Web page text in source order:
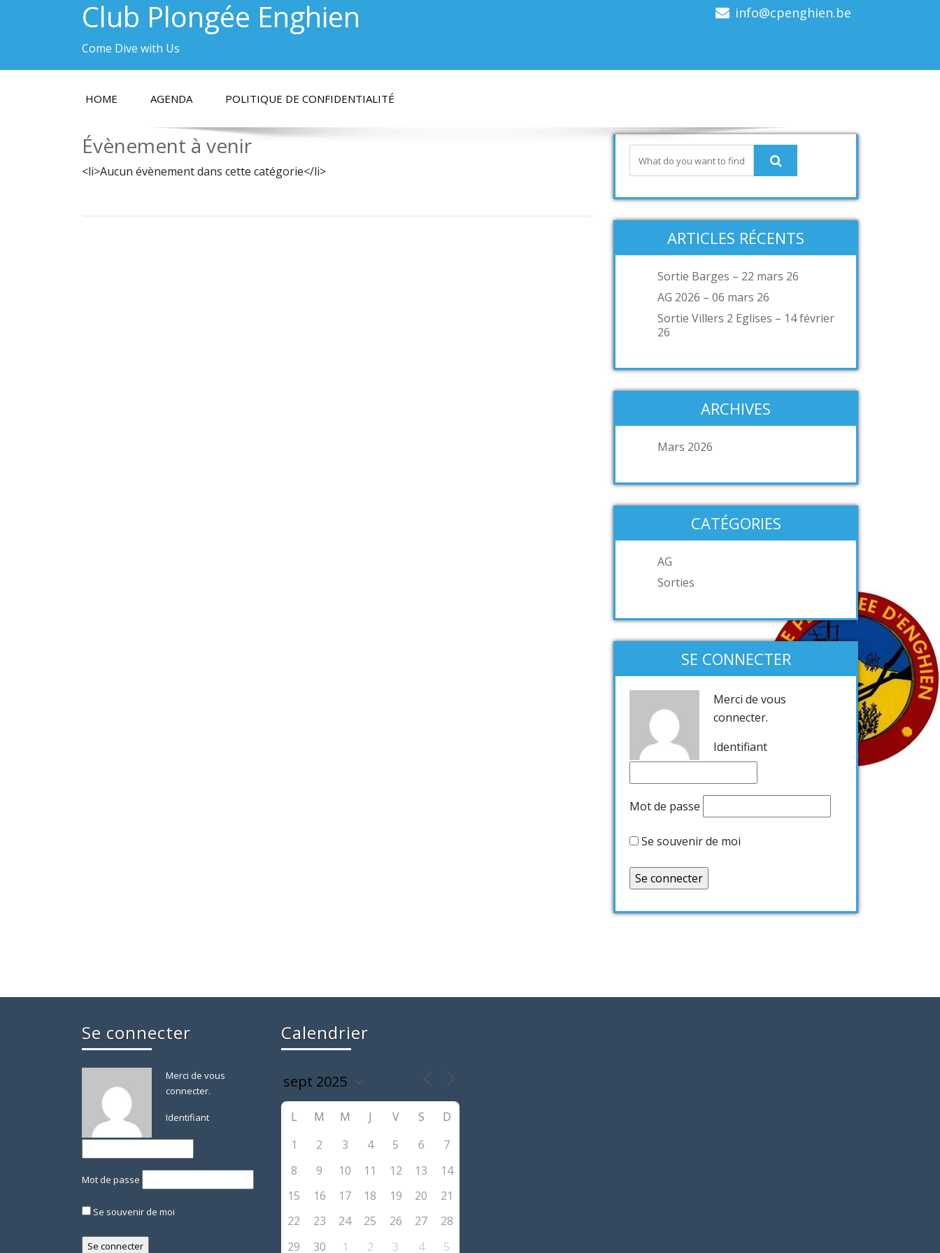
Club Plongée Enghien
Come Dive with Us
info@cpenghien.be
HOME AGENDA POLITIQUE DE CONFIDENTIALITÉ
Évènement à venir
<li>Aucun évènement dans cette catégorie</li>
ARTICLES RÉCENTS
Sortie Barges – 22 mars 26
AG 2026 – 06 mars 26
Sortie Villers 2 Eglises – 14 février
26
ARCHIVES
Mars 2026
CATÉGORIES
AG
Sorties
SE CONNECTER
Merci de vous
connecter.
Identifiant
Mot de passe
Se souvenir de moi
Se connecter
Merci de vous
connecter.
Identifiant
Mot de passe
Se souvenir de moi
Calendrier
L M M J V S
D
1
2 3 4 5 6
7
8
9 10 11 12 13
14
15
16 17 18 19 20
21
22
23 24 25 26 27
28
29
30 1 2 3 4 5